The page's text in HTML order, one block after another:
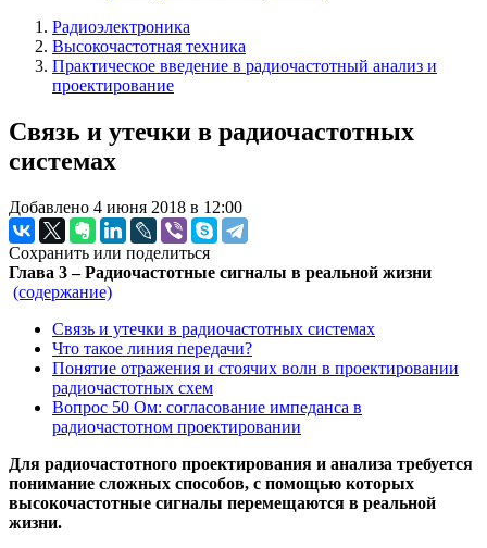
Радиоэлектроника
Высокочастотная техника
Практическое введение в радиочастотный анализ и
проектирование
Связь и утечки в радиочастотных
системах
Добавлено 4 июня 2018 в 12:00
Сохранить или поделиться
Глава 3 – Радиочастотные сигналы в реальной жизни
(содержание)
Связь и утечки в радиочастотных системах
Что такое линия передачи?
Понятие отражения и стоячих волн в проектировании
радиочастотных схем
Вопрос 50 Ом: согласование импеданса в
радиочастотном проектировании
Для радиочастотного проектирования и анализа требуется
понимание сложных способов, с помощью которых
высокочастотные сигналы перемещаются в реальной
жизни.